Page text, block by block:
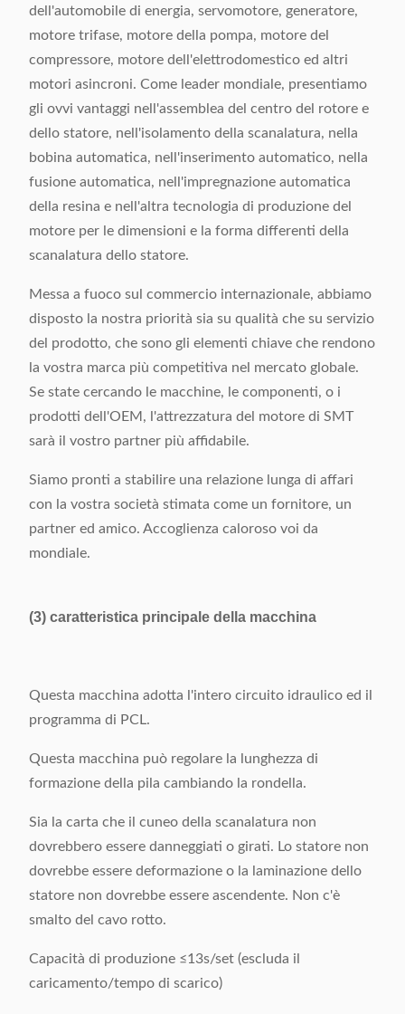
dell'automobile di energia, servomotore, generatore,
motore trifase, motore della pompa, motore del
compressore, motore dell'elettrodomestico ed altri
motori asincroni. Come leader mondiale, presentiamo
gli ovvi vantaggi nell'assemblea del centro del rotore e
dello statore, nell'isolamento della scanalatura, nella
bobina automatica, nell'inserimento automatico, nella
fusione automatica, nell'impregnazione automatica
della resina e nell'altra tecnologia di produzione del
motore per le dimensioni e la forma differenti della
scanalatura dello statore.
Messa a fuoco sul commercio internazionale, abbiamo
disposto la nostra priorità sia su qualità che su servizio
del prodotto, che sono gli elementi chiave che rendono
la vostra marca più competitiva nel mercato globale.
Se state cercando le macchine, le componenti, o i
prodotti dell'OEM, l'attrezzatura del motore di SMT
sarà il vostro partner più affidabile.
Siamo pronti a stabilire una relazione lunga di affari
con la vostra società stimata come un fornitore, un
partner ed amico. Accoglienza caloroso voi da
mondiale.
(3) caratteristica principale della macchina
Questa macchina adotta l'intero circuito idraulico ed il
programma di PCL.
Questa macchina può regolare la lunghezza di
formazione della pila cambiando la rondella.
Sia la carta che il cuneo della scanalatura non
dovrebbero essere danneggiati o girati. Lo statore non
dovrebbe essere deformazione o la laminazione dello
statore non dovrebbe essere ascendente. Non c'è
smalto del cavo rotto.
Capacità di produzione ≤13s/set (escluda il
caricamento/tempo di scarico)